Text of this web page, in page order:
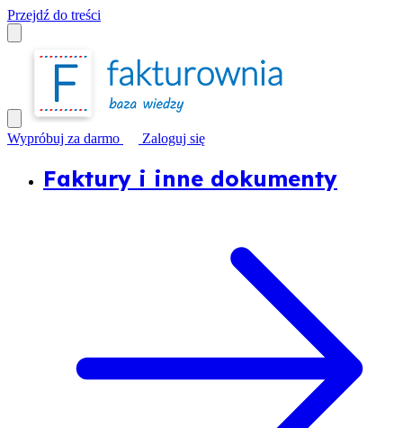
Przejdź do treści
Wypróbuj za darmo Zaloguj się
Faktury i inne dokumenty